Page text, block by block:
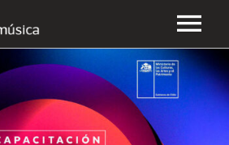
CHILEMÚSICA
NOTICIAS